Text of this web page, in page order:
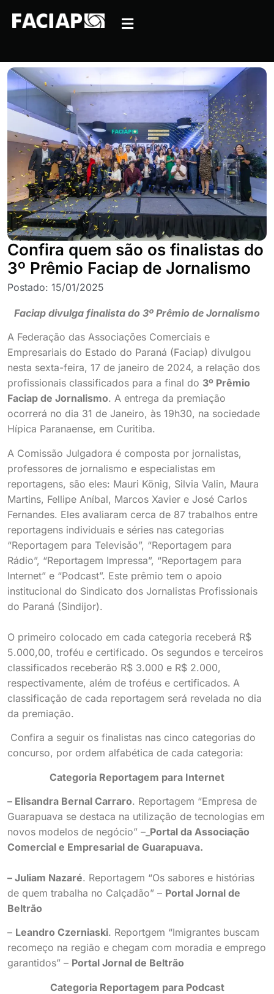
Confira quem são os finalistas do
3º Prêmio Faciap de Jornalismo
Postado: 15/01/2025
Faciap divulga finalista do 3º Prêmio de Jornalismo
A Federação das Associações Comerciais e
Empresariais do Estado do Paraná (Faciap) divulgou
nesta sexta-feira, 17 de janeiro de 2024, a relação dos
profissionais classificados para a final do 3º Prêmio
Faciap de Jornalismo. A entrega da premiação
ocorrerá no dia 31 de Janeiro, às 19h30, na sociedade
Hípica Paranaense, em Curitiba.
A Comissão Julgadora é composta por jornalistas,
professores de jornalismo e especialistas em
reportagens, são eles: Mauri König, Silvia Valin, Maura
Martins, Fellipe Aníbal, Marcos Xavier e José Carlos
Fernandes. Eles avaliaram cerca de 87 trabalhos entre
reportagens individuais e séries nas categorias
“Reportagem para Televisão”, “Reportagem para
Rádio”, “Reportagem Impressa”, “Reportagem para
Internet” e “Podcast”. Este prêmio tem o apoio
institucional do Sindicato dos Jornalistas Profissionais
do Paraná (Sindijor).
O primeiro colocado em cada categoria receberá R$
5.000,00, troféu e certificado. Os segundos e terceiros
classificados receberão R$ 3.000 e R$ 2.000,
respectivamente, além de troféus e certificados. A
classificação de cada reportagem será revelada no dia
da premiação.
Confira a seguir os finalistas nas cinco categorias do
concurso, por ordem alfabética de cada categoria:
Categoria Reportagem para Internet
– Elisandra Bernal Carraro. Reportagem “Empresa de
Guarapuava se destaca na utilização de tecnologias em
novos modelos de negócio” –_ Portal da Associação
Comercial e Empresarial de Guarapuava.
– Juliam Nazaré. Reportagem “Os sabores e histórias
de quem trabalha no Calçadão” – Portal Jornal de
Beltrão
– Leandro Czerniaski. Reportgem “Imigrantes buscam
recomeço na região e chegam com moradia e emprego
garantidos” – Portal Jornal de Beltrão
Categoria Reportagem para Podcast